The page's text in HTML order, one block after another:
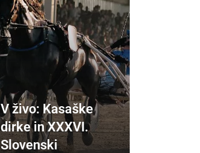
V živo: Kasaške
dirke in XXXVI.
Slovenski